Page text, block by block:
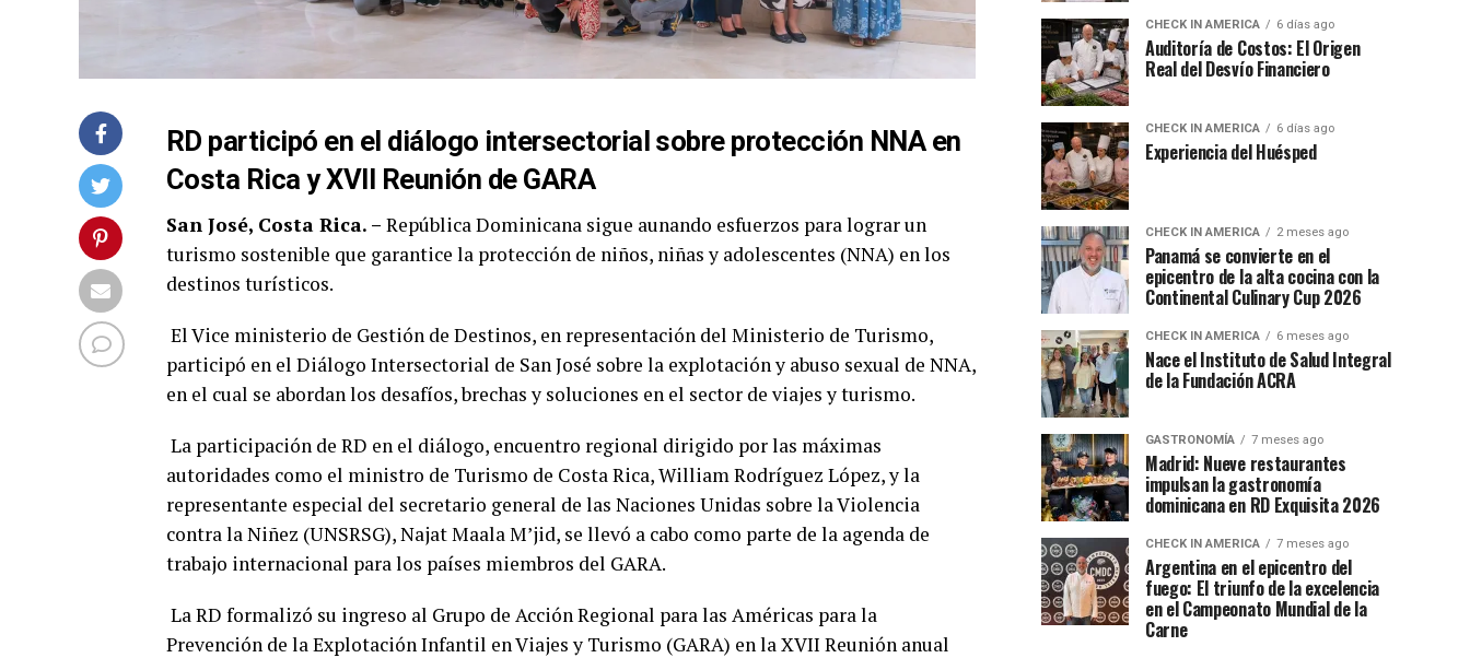
RD participó en el diálogo intersectorial sobre protección NNA en
Costa Rica y XVII Reunión de GARA
San José, Costa Rica. – República Dominicana sigue aunando esfuerzos para lograr un
turismo sostenible que garantice la protección de niños, niñas y adolescentes (NNA) en los
destinos turísticos.
El Vice ministerio de Gestión de Destinos, en representación del Ministerio de Turismo,
participó en el Diálogo Intersectorial de San José sobre la explotación y abuso sexual de NNA,
en el cual se abordan los desafíos, brechas y soluciones en el sector de viajes y turismo.
La participación de RD en el diálogo, encuentro regional dirigido por las máximas
autoridades como el ministro de Turismo de Costa Rica, William Rodríguez López, y la
representante especial del secretario general de las Naciones Unidas sobre la Violencia
contra la Niñez (UNSRSG), Najat Maala M’jid, se llevó a cabo como parte de la agenda de
trabajo internacional para los países miembros del GARA.
La RD formalizó su ingreso al Grupo de Acción Regional para las Américas para la
Prevención de la Explotación Infantil en Viajes y Turismo (GARA) en la XVII Reunión anual
CHECK IN AMERICA 6 días ago
Auditoría de Costos: El Origen
Real del Desvío Financiero
CHECK IN AMERICA 6 días ago
Experiencia del Huésped
CHECK IN AMERICA 2 meses ago
Panamá se convierte en el
epicentro de la alta cocina con la
Continental Culinary Cup 2026
CHECK IN AMERICA 6 meses ago
Nace el Instituto de Salud Integral
de la Fundación ACRA
GASTRONOMÍA 7 meses ago
Madrid: Nueve restaurantes
impulsan la gastronomía
dominicana en RD Exquisita 2026
CHECK IN AMERICA 7 meses ago
Argentina en el epicentro del
fuego: El triunfo de la excelencia
en el Campeonato Mundial de la
Carne